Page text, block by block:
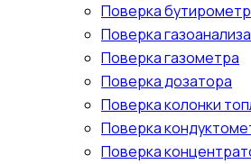
Поверка
Поверка
Поверка газометра
Поверка дозатора
Поверка колонки
Поверка
Поверка